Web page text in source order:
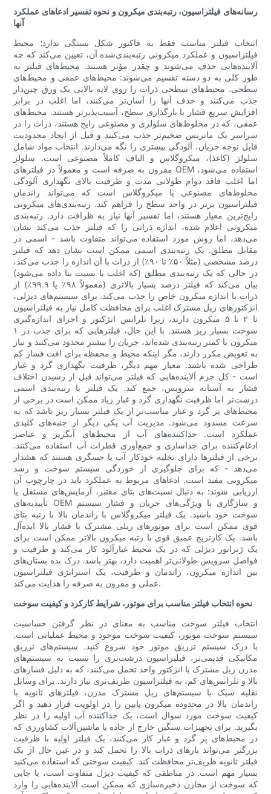
رسانه‌های فیلتراسیون، رتبه‌بندی میکرون و نحوه تفسیر ادعاهای عملکرد
آنها
انتخاب فیلتر مناسب فقط به فاکتور شکل بستگی ندارد؛ محیط
فیلتراسیون و عملکرد میکرونی رتبه‌بندی‌شده آن، تعیین می‌کند که چه
آلاینده‌هایی حذف می‌شوند و چقدر مؤثر هستند. محیط‌های فیلتر به
طور کلی به دو دسته تقسیم می‌شوند: محیط‌های عمقی و محیط‌های
سطحی. محیط‌های سطحی ذرات را روی لایه بالایی یک ورق چین‌دار
جذب می‌کنند و حذف آنها را آسان‌تر می‌کنند، اما اغلب در برابر
افزایش سریع فشار با بارگذاری سطح، آسیب‌پذیرتر هستند. محیط‌های
عمقی، که در مخلوط‌های سلولزی و مصنوعی رایج هستند، ذرات را در
سراسر یک ماتریس ضخیم‌تر جذب می‌کنند و قبل از ایجاد محدودیت
قابل توجه جریان، آلودگی بیشتری را نگه می‌دارند. انتخاب مواد شامل
سلولز (کاغذ)، میکروگلاس و الیاف کاملاً مصنوعی است. سلولز
مقرون به صرفه است و معمولاً در فیلترهای OEM استفاده می‌شود،
اما اغلب فاقد دوام طولانی مدت و ظرفیت بالای نگهداری آلودگی
مخلوط‌های مصنوعی یا میکروگلاس است که می‌تواند راندمان
فیلتراسیون برتر در واحد سطح را فراهم کند. رتبه‌بندی‌های میکرونی
رایج‌ترین معیار هستند، اما تفسیر آنها نیاز به ظرافت دارد. رتبه‌بندی
میکرونی اعلام شده، اندازه ذراتی را که فیلتر جذب می‌کند نشان
می‌دهد، اما روش مورد استفاده می‌تواند متفاوت باشد - اسمی در
مقابل مطلق. یک رتبه‌بندی اسمی ممکن است نشان دهد که فیلتر
درصد مشخصی (مثلاً ۵۰٪ تا ۹۰٪) از ذرات با آن اندازه را جذب می‌کند،
در حالی که یک رتبه‌بندی مطلق (که اغلب با نسبت بتا داده می‌شود)
بیان می‌کند که فیلتر درصد بسیار بالاتری (معمولاً ۹۸٪ یا ۹۹.۹٪) از
ذرات با اندازه میکرون خاص را جذب می‌کند. برای سیستم‌های دیزلی،
انژکتورهای ریل مشترک اغلب برای محافظت کامل نیاز به فیلتراسیون
تا ۲ تا ۵ میکرون دارند، زیرا تلرانس انژکتور و اجزای اندازه‌گیری
سوخت بسیار ریز هستند. با این حال، فیلترهایی که برای جذب در ۱
میکرون یا کمتر رتبه‌بندی شده‌اند، جریان را بیشتر محدود می‌کنند و نیاز
به تعویض مکرر دارند، مگر اینکه محیط و محفظه برای افت فشار کم
طراحی شده باشند. معیار مهم دیگر، ظرفیت نگهداری گرد و غبار
است - کل جرم آلاینده‌هایی که فیلتر می‌تواند قبل از رسیدن اختلاف
فشار به آستانه سرویس، جمع کند. یک فیلتر با رتبه‌بندی اسمی
درشت‌تر اما ظرفیت نگهداری گرد و غبار زیاد ممکن است در برخی از
محیط‌های پر گرد و غبار مناسب‌تر از یک فیلتر بسیار ریز باشد که به
سرعت مسدود می‌شود. مدیریت آب یکی دیگر از جنبه‌های کلیدی
عملکرد است. جداکننده‌های آب از محیط‌های آبگریز و عناصر
ادغام‌کننده برای جداسازی و جمع‌آوری قطرات آب استفاده می‌کنند.
برخی از فیلترها دارای تخلیه خودکار آب یا حسگری هستند که هشدار
می‌دهد - که برای جلوگیری از خوردگی سیستم سوخت و رشد
میکروبی مفید است. ادعاهای مربوط به عملکرد باید در چارچوب آن
ارزیابی شوند: به دنبال نسبت‌های بتای معتبر، آزمایش‌های مستقل یا
تأییدیه‌های OEM و سازگاری با ویژگی‌های جریان و فشار سیستم
سوخت خود باشید. یک فیلتر میکروگلاس با راندمان بالا با رتبه بتای
قوی ممکن است برای موتورهای ریلی مشترک با فشار بالا ایده‌آل
باشد. یک کارتریج عمیق قوی با رتبه میکرون بالاتر ممکن است برای
یک ژنراتور دیزلی که در یک محیط غبارآلود کار می‌کند و ظرفیت و
فواصل سرویس طولانی‌تر اهمیت دارد، بهتر باشد. درک بده بستان‌های
بین اندازه میکرون، راندمان و ظرفیت، یک استراتژی فیلتراسیون
عملی و مقرون به صرفه را هدایت می‌کند.
نحوه انتخاب فیلتر مناسب برای موتور، شرایط کارکرد و کیفیت سوخت
انتخاب فیلتر سوخت مناسب به معنای در نظر گرفتن حساسیت
سیستم سوخت موتور، کیفیت سوخت موجود و محیط عملیاتی است.
با درک سیستم تزریق موتور خود شروع کنید. سیستم‌های تزریق
مکانیکی قدیمی‌تر، فیلتراسیون درشت‌تری را نسبت به سیستم‌های
مدرن ریل مشترک یا انژکتور واحد تحمل می‌کنند، که به دلیل فشارهای
بالا و تلرانس‌های کم، به فیلتراسیون ظریف‌تری نیاز دارند. برای وسایل
نقلیه سبک با سیستم‌های ریل مشترک مدرن، فیلترهای ثانویه با
راندمان بالا در محدوده میکرون پایین را در اولویت قرار دهید و اگر
کیفیت سوخت مورد سوال است، یک جداکننده آب اولیه را در نظر
بگیرید. برای تجهیزات سنگین خارج از جاده یا ماشین‌آلات کشاورزی که
در محیط‌های پر گرد و غبار کار می‌کنند، یک فیلتر اولیه با ظرفیت
بزرگتر می‌تواند بارهای ذرات بالا را تحمل کند و در عین حال از یک
فیلتر ثانویه ظریف‌تر محافظت کند. کیفیت سوختی که استفاده می‌کنید
بسیار مهم است. در مناطقی که کیفیت دیزل متفاوت است، یا جایی
که سوخت از مخازن ذخیره‌سازی که ممکن است آلاینده‌هایی را وارد